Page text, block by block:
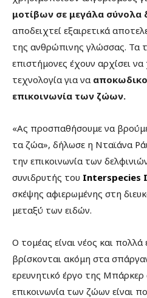
μοτίβων σε μεγάλα σύνολα
αποδειχτεί εξαιρετικά
της ανθρώπινης γλώσσας. Τα
επιστήμονες έχουν αρχίσει
τεχνολογία για να
επικοινωνία των ζώων.
«Ας προσπαθήσουμε να
τα ζώα», δήλωσε η Νταϊάνα
την επικοινωνία των
συνιδρυτής του Interspecies
σκέψης αφιερωμένης στη
μεταξύ των ειδών.
Ο τομέας είναι νέος και πολλά
βρίσκονται ακόμη στα
ερευνητικό έργο της
επικοινωνία των ζώων είναι